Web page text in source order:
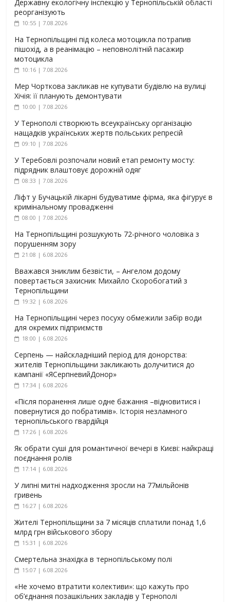
Державну екологічну інспекцію у Тернопільській області
реорганізують
10:55 | 7.08.2026
На Тернопільщині під колеса мотоцикла потрапив
пішохід, а в реанімацію – неповнолітній пасажир
мотоцикла
10:16 | 7.08.2026
Мер Чорткова закликав не купувати будівлю на вулиці
Хічія: її планують демонтувати
10:00 | 7.08.2026
У Тернополі створюють всеукраїнську організацію
нащадків українських жертв польських репресій
09:10 | 7.08.2026
У Теребовлі розпочали новий етап ремонту мосту:
підрядник влаштовує дорожній одяг
08:33 | 7.08.2026
Ліфт у Бучацькій лікарні будуватиме фірма, яка фігурує в
кримінальному провадженні
08:00 | 7.08.2026
На Тернопільщині розшукують 72-річного чоловіка з
порушенням зору
21:08 | 6.08.2026
Вважався зниклим безвісти, – Ангелом додому
повертається захисник Михайло Скоробогатий з
Тернопільщини
19:32 | 6.08.2026
На Тернопільщині через посуху обмежили забір води
для окремих підприємств
18:00 | 6.08.2026
Серпень — найскладніший період для донорства:
жителів Тернопільщини закликають долучитися до
кампанії «ЯСерпневийДонор»
17:34 | 6.08.2026
«Після поранення лише одне бажання –відновитися і
повернутися до побратимів». Історія незламного
тернопільського гвардійця
17:26 | 6.08.2026
Як обрати суші для романтичної вечері в Києві: найкращі
поєднання ролів
17:14 | 6.08.2026
У липні митні надходження зросли на 77мільйонів
гривень
16:27 | 6.08.2026
Жителі Тернопільщини за 7 місяців сплатили понад 1,6
млрд грн військового збору
15:31 | 6.08.2026
Смертельна знахідка в тернопільському полі
15:07 | 6.08.2026
«Не хочемо втратити колективи»: що кажуть про
об’єднання позашкільних закладів у Тернополі